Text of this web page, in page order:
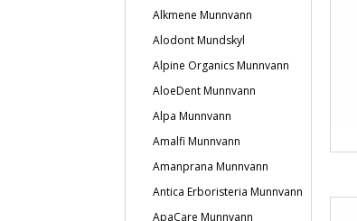
Alkmene Munnvann
Alodont Mundskyl
Alpine Organics Munnvann
AloeDent Munnvann
Alpa Munnvann
Amalfi Munnvann
Amanprana Munnvann
Antica Erboristeria Munnvann
ApaCare Munnvann